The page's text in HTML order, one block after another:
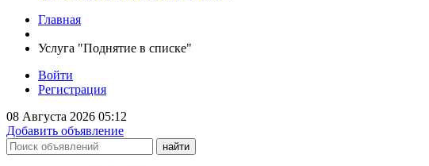
Главная
Услуга "Поднятие в списке"
Войти
Регистрация
08 Августа 2026 05:12
Добавить объявление